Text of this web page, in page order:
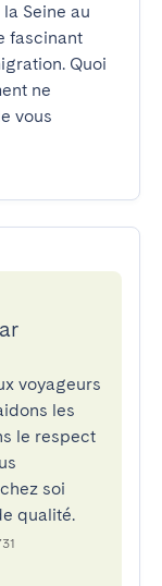
Seine au
fascinant
Quoi
ne
vous
voyageurs
les
le respect
soi
qualité.